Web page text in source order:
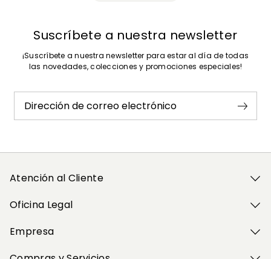
Suscríbete a nuestra newsletter
¡Suscríbete a nuestra newsletter para estar al día de todas
las novedades, colecciones y promociones especiales!
Dirección de correo electrónico
Atención al Cliente
Oficina Legal
Empresa